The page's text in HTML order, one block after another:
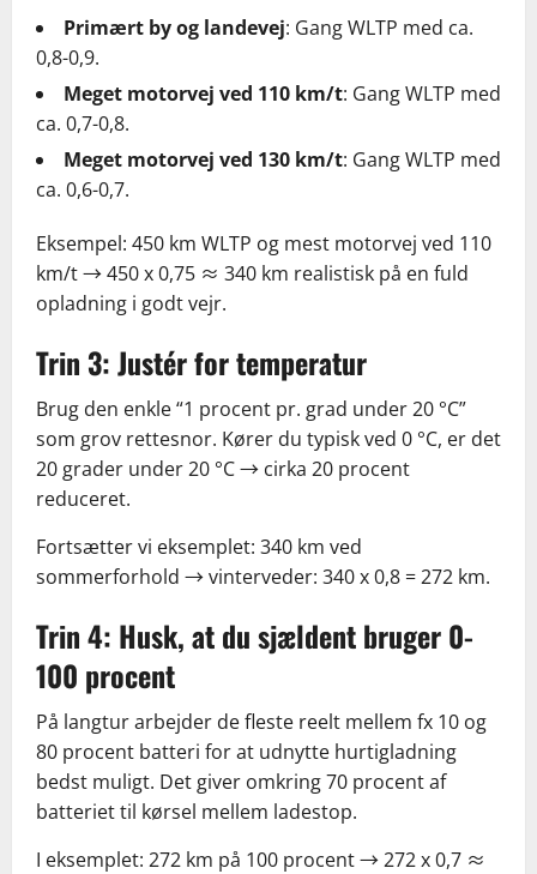
Primært by og landevej: Gang WLTP med ca.
0,8-0,9.
Meget motorvej ved 110 km/t: Gang WLTP med
ca. 0,7-0,8.
Meget motorvej ved 130 km/t: Gang WLTP med
ca. 0,6-0,7.
Eksempel: 450 km WLTP og mest motorvej ved 110
km/t → 450 x 0,75 ≈ 340 km realistisk på en fuld
opladning i godt vejr.
Trin 3: Justér for temperatur
Brug den enkle “1 procent pr. grad under 20 °C”
som grov rettesnor. Kører du typisk ved 0 °C, er det
20 grader under 20 °C → cirka 20 procent
reduceret.
Fortsætter vi eksemplet: 340 km ved
sommerforhold → vinterveder: 340 x 0,8 = 272 km.
Trin 4: Husk, at du sjældent bruger 0-
100 procent
På langtur arbejder de fleste reelt mellem fx 10 og
80 procent batteri for at udnytte hurtigladning
bedst muligt. Det giver omkring 70 procent af
batteriet til kørsel mellem ladestop.
I eksemplet: 272 km på 100 procent → 272 x 0,7 ≈